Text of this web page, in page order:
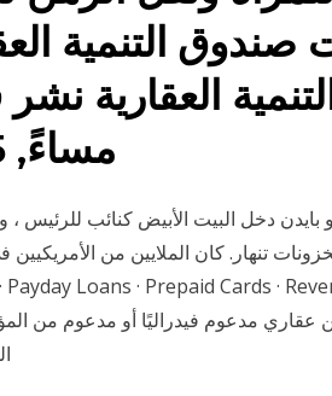
صندوق التنمية
مساءً, 15 فبراير 2019 م
دخل البيت الأبيض كنائب للرئيس ،
تنهار. كان الملايين من